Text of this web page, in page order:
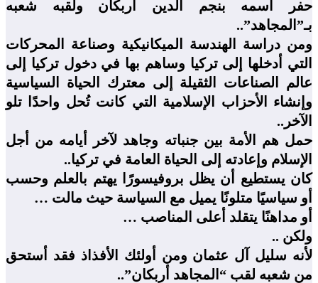
حفر أسمه بنجم الدين أربكان ولقبه شعبه
بـ”المجاهد”..
ومن دراسة الهندسة الميكانيكية وصناعة المحركات
التي أدخلها إلى تركيا وساهم بها في دخول تركيا إلى
عالم الصناعات الثقيلة إلى معترك الحياة السياسية
وإنشاء الأحزاب الإسلامية التي كانت تُحل واحدًا تلو
الآخر..
حمل هم الأمة بين جنباته وجاهد لآخر أيامه من أجل
الإسلام وإعادته إلى الحياة العامة في تركيا..
كان يستطيع أن يظل بروفيسورًا يهتم بالعلم وحسب
أو سياسيًا متلونًا يميل مع السياسة حيث مالت …
أو مداهنًا يتقلد أعلى المناصب …
ولكن ..
لأنه سليل آل عثمان ومن أولئك الأفذاذ فقد أستحق
من شعبه لقب “المجاهد أربكان”..